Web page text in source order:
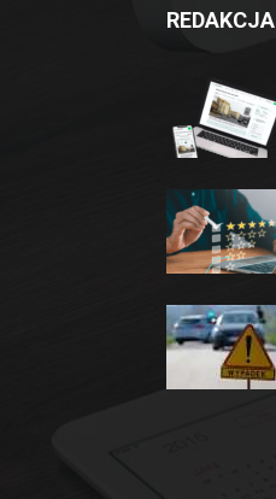
REDAKCJA